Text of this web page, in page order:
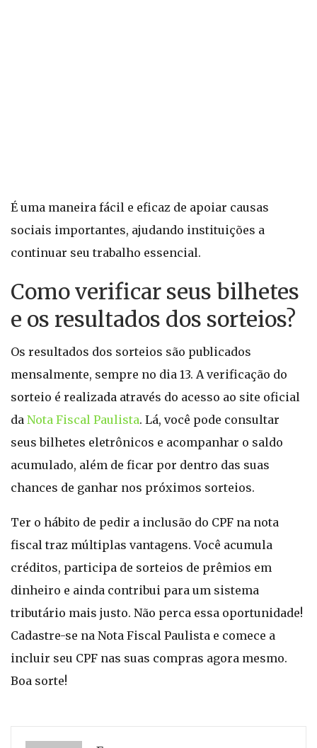
É uma maneira fácil e eficaz de apoiar causas
sociais importantes, ajudando instituições a
continuar seu trabalho essencial.
Como verificar seus bilhetes
e os resultados dos sorteios?
Os resultados dos sorteios são publicados
mensalmente, sempre no dia 13. A verificação do
sorteio é realizada através do acesso ao site oficial
da Nota Fiscal Paulista. Lá, você pode consultar
seus bilhetes eletrônicos e acompanhar o saldo
acumulado, além de ficar por dentro das suas
chances de ganhar nos próximos sorteios.
Ter o hábito de pedir a inclusão do CPF na nota
fiscal traz múltiplas vantagens. Você acumula
créditos, participa de sorteios de prêmios em
dinheiro e ainda contribui para um sistema
tributário mais justo. Não perca essa oportunidade!
Cadastre-se na Nota Fiscal Paulista e comece a
incluir seu CPF nas suas compras agora mesmo.
Boa sorte!